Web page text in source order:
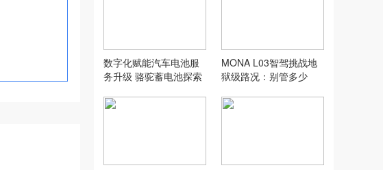
数字化赋能汽车电池服
务升级 骆驼蓄电池探索
MONA L03智驾挑战地
狱级路况：别管多少
驾